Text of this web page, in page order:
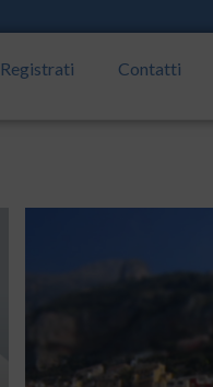
Registrati Contatti